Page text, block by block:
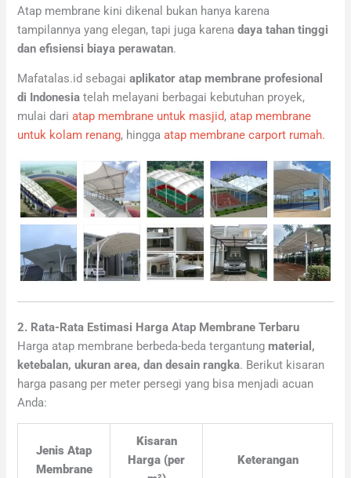
Atap membrane kini dikenal bukan hanya karena
tampilannya yang elegan, tapi juga karenadaya tahan tinggi
dan efisiensi biaya perawatan.
Mafatalas.id sebagaiaplikator atap membrane profesional
di Indonesia telah melayani berbagai kebutuhan proyek,
mulai dariatap membrane untuk masjid,atap membrane
untuk kolam renang, hinggaatap membrane carport rumah.
2. Rata-Rata Estimasi Harga Atap Membrane Terbaru
Harga atap membrane berbeda-beda tergantungmaterial,
ketebalan, ukuran area, dan desain rangka. Berikut kisaran
harga pasang per meter persegi yang bisa menjadi acuan
Anda:
Jenis Atap
Membrane
Kisaran
Harga (per
Keterangan